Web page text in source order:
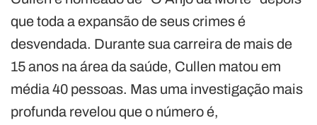
que toda a expansão de seus crimes é
desvendada. Durante sua carreira de mais de
15 anos na área da saúde, Cullen matou em
média 40 pessoas. Mas uma investigação mais
profunda revelou que o número é,